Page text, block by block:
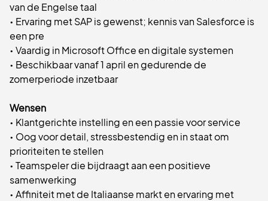
van de Engelse taal
• Ervaring met SAP is gewenst; kennis van Salesforce is
een pre
• Vaardig in Microsoft Office en digitale systemen
• Beschikbaar vanaf 1 april en gedurende de
zomerperiode inzetbaar
Wensen
• Klantgerichte instelling en een passie voor service
• Oog voor detail, stressbestendig en in staat om
prioriteiten te stellen
• Teamspeler die bijdraagt aan een positieve
samenwerking
• Affiniteit met de Italiaanse markt en ervaring met